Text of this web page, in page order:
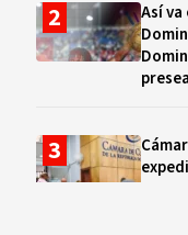
Así